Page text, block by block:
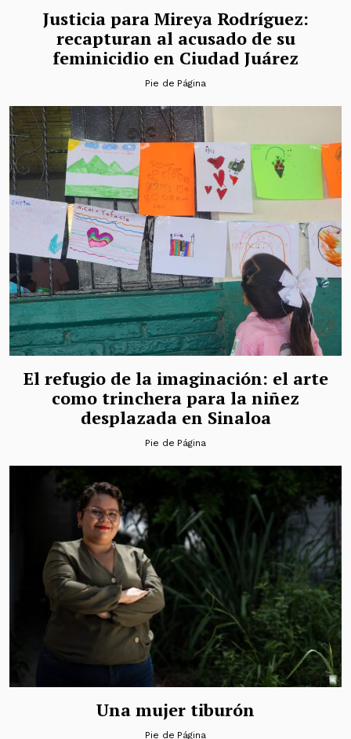
Justicia para Mireya Rodríguez:
recapturan al acusado de su
feminicidio en Ciudad Juárez
Pie de Página
El refugio de la imaginación: el arte
como trinchera para la niñez
desplazada en Sinaloa
Pie de Página
Una mujer tiburón
Pie de Página